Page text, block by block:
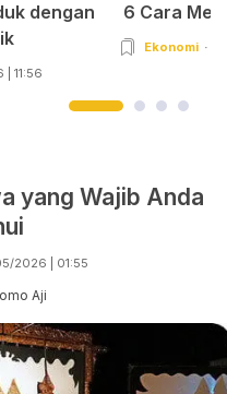
dengan
11:56
6 Cara
Ekonomi
yang Wajib Anda
2026 | 01:55
Aji